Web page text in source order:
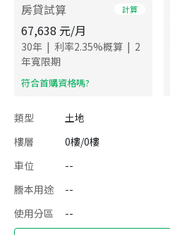
房貸試算 計算
67,638 元/月
30年 | 利率2.35%概算 | 2
年寬限期
​符合首購資格嗎?
類型 土地
樓層
0樓/0樓
車位
--
謄本用途
--
使用分區
--